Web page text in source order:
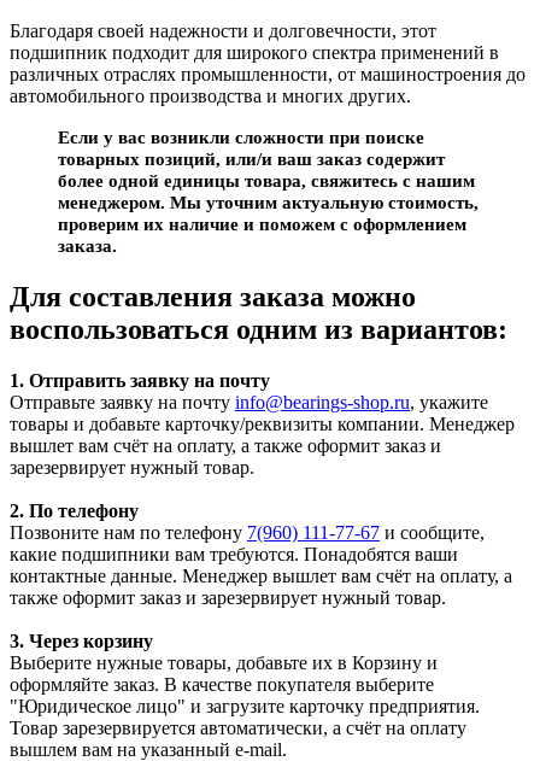
Благодаря своей надежности и долговечности, этот
подшипник подходит для широкого спектра применений в
различных отраслях промышленности, от машиностроения до
автомобильного производства и многих других.
Если у вас возникли сложности при поиске
товарных позиций, или/и ваш заказ содержит
более одной единицы товара, свяжитесь с нашим
менеджером. Мы уточним актуальную стоимость,
проверим их наличие и поможем с оформлением
заказа.
Для составления заказа можно
воспользоваться одним из вариантов:
1. Отправить заявку на почту
Отправьте заявку на почту info@bearings-shop.ru, укажите
товары и добавьте карточку/реквизиты компании. Менеджер
вышлет вам счёт на оплату, а также оформит заказ и
зарезервирует нужный товар.
2. По телефону
Позвоните нам по телефону 7(960) 111-77-67 и сообщите,
какие подшипники вам требуются. Понадобятся ваши
контактные данные. Менеджер вышлет вам счёт на оплату, а
также оформит заказ и зарезервирует нужный товар.
3. Через корзину
Выберите нужные товары, добавьте их в Корзину и
оформляйте заказ. В качестве покупателя выберите
"Юридическое лицо" и загрузите карточку предприятия.
Товар зарезервируется автоматически, а счёт на оплату
вышлем вам на указанный e-mail.